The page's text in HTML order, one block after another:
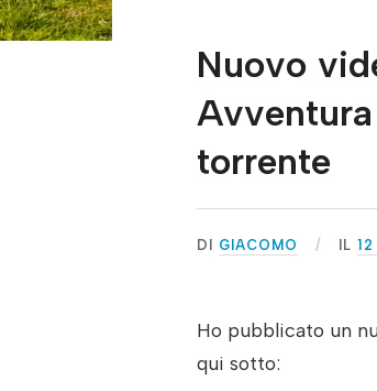
Nuovo
torrente
DI GIACOMO IL
Ho pubblicato un
qui sotto: